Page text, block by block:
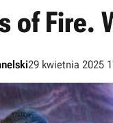
of Fire.
29 kwietnia 2025